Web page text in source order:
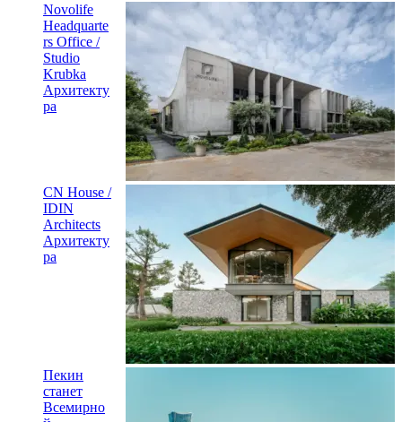
Novolife
Headquarte
rs Office /
Studio
Krubka
Архитекту
ра
CN House /
IDIN
Architects
Архитекту
ра
Пекин
станет
Всемирно